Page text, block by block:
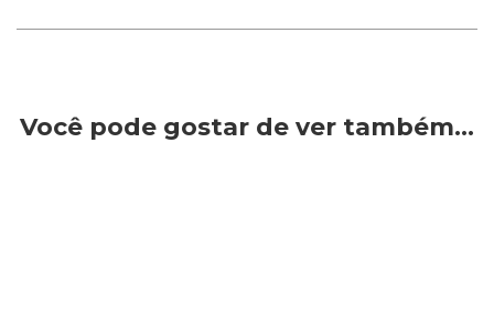
Você pode gostar de ver também…